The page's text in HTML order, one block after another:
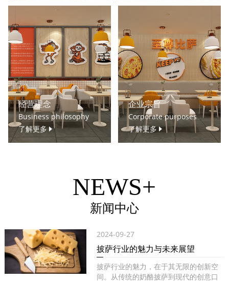
经营理念
Business philosophy
了解更多
企业宗旨
Corporate purposes
了解更多
NEWS+
新闻中心
2024-09-27
披萨行业的魅力与未来展望
披萨行业的魅力，在于其无限的创新空
间。从传统的奶酪披萨到现代的创意口